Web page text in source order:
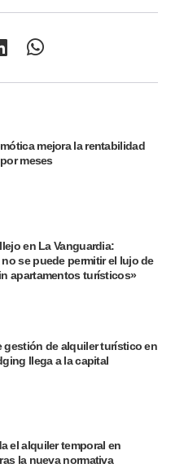
mejora la rentabilidad
meses
en La Vanguardia:
se puede permitir el lujo de
apartamentos turísticos»
gestión de alquiler turístico en
llega a la capital
el alquiler temporal en
la nueva normativa